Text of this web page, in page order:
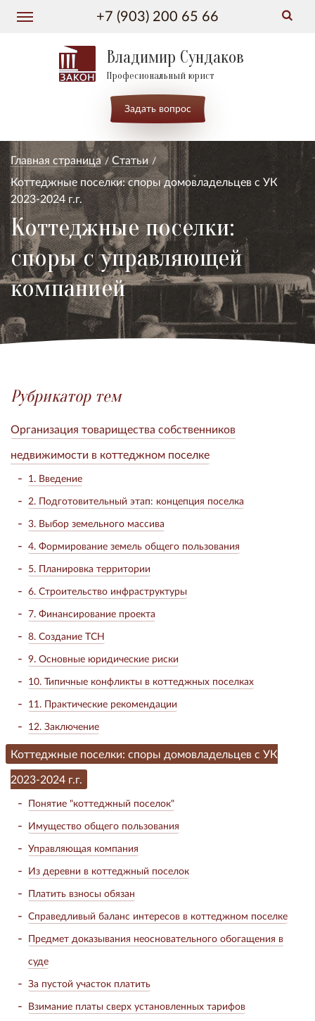
+7 (903) 200 65 66
Владимир Сундаков
Професиональный юрист
Задать вопрос
Главная страница
Статьи
Коттеджные поселки: споры домовладельцев с УК
2023-2024 г.г.
Коттеджные поселки:
споры с управляющей
компанией
Рубрикатор тем
Организация товарищества собственников
недвижимости в коттеджном поселке
1. Введение
2. Подготовительный этап: концепция поселка
3. Выбор земельного массива
4. Формирование земель общего пользования
5. Планировка территории
6. Строительство инфраструктуры
7. Финансирование проекта
8. Создание ТСН
9. Основные юридические риски
10. Типичные конфликты в коттеджных поселках
11. Практические рекомендации
12. Заключение
Коттеджные поселки: споры домовладельцев с УК
2023-2024 г.г.
Понятие "коттеджный поселок"
Имущество общего пользования
Управляющая компания
Из деревни в коттеджный поселок
Платить взносы обязан
Справедливый баланс интересов в коттеджном поселке
Предмет доказывания неосновательного обогащения в
суде
За пустой участок платить
Взимание платы сверх установленных тарифов